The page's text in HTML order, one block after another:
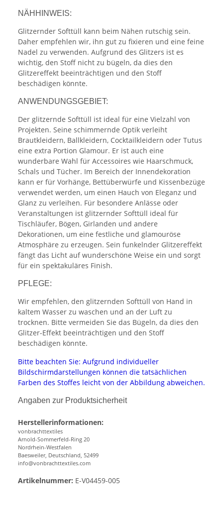
NÄHHINWEIS:
Glitzernder Softtüll kann beim Nähen rutschig sein.
Daher empfehlen wir, ihn gut zu fixieren und eine feine
Nadel zu verwenden. Aufgrund des Glitzers ist es
wichtig, den Stoff nicht zu bügeln, da dies den
Glitzereffekt beeinträchtigen und den Stoff
beschädigen könnte.
ANWENDUNGSGEBIET:
Der glitzernde Softtüll ist ideal für eine Vielzahl von
Projekten. Seine schimmernde Optik verleiht
Brautkleidern, Ballkleidern, Cocktailkleidern oder Tutus
eine extra Portion Glamour. Er ist auch eine
wunderbare Wahl für Accessoires wie Haarschmuck,
Schals und Tücher. Im Bereich der Innendekoration
kann er für Vorhänge, Bettüberwürfe und Kissenbezüge
verwendet werden, um einen Hauch von Eleganz und
Glanz zu verleihen. Für besondere Anlässe oder
Veranstaltungen ist glitzernder Softtüll ideal für
Tischläufer, Bögen, Girlanden und andere
Dekorationen, um eine festliche und glamouröse
Atmosphäre zu erzeugen. Sein funkelnder Glitzereffekt
fängt das Licht auf wunderschöne Weise ein und sorgt
für ein spektakuläres Finish.
PFLEGE:
Wir empfehlen, den glitzernden Softtüll von Hand in
kaltem Wasser zu waschen und an der Luft zu
trocknen. Bitte vermeiden Sie das Bügeln, da dies den
Glitzer-Effekt beeinträchtigen und den Stoff
beschädigen könnte.
Bitte beachten Sie: Aufgrund individueller
Bildschirmdarstellungen können die tatsächlichen
Farben des Stoffes leicht von der Abbildung abweichen.
Angaben zur Produktsicherheit
Herstellerinformationen:
vonbrachttextiles
Arnold-Sommerfeld-Ring 20
Nordrhein-Westfalen
Baesweiler, Deutschland, 52499
info@vonbrachttextiles.com
Artikelnummer: E-V04459-005